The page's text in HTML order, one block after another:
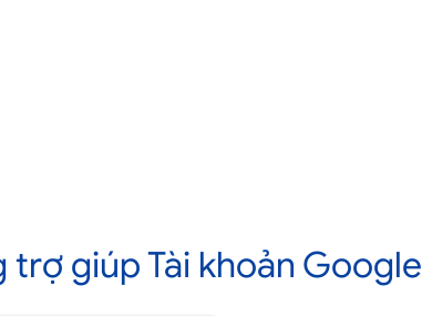
giúp Tài khoản Google